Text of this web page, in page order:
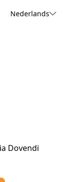
Nederlands
Dovendi